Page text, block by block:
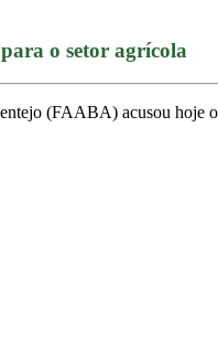
o setor agrícola
(FAABA) acusou hoje